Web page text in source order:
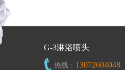
G-3淋浴喷头
热线： 13072604048